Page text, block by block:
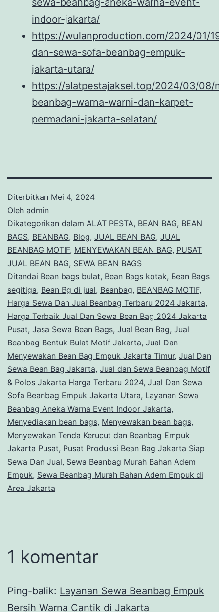
sewa-beanbag-aneka-warna-event-
indoor-jakarta/
https://wulanproduction.com/2024/01/
dan-sewa-sofa-beanbag-empuk-
jakarta-utara/
https://alatpestajaksel.top/2024/03/08/
beanbag-warna-warni-dan-karpet-
permadani-jakarta-selatan/
Diterbitkan Mei 4, 2024
Oleh admin
Dikategorikan dalam ALAT PESTA, BEAN BAG, BEAN
BAGS, BEANBAG, Blog, JUAL BEAN BAG, JUAL
BEANBAG MOTIF, MENYEWAKAN BEAN BAG, PUSAT
JUAL BEAN BAG, SEWA BEAN BAGS
Ditandai Bean bags bulat, Bean Bags kotak, Bean Bags
segitiga, Bean Bg di jual, Beanbag, BEANBAG MOTIF,
Harga Sewa Dan Jual Beanbag Terbaru 2024 Jakarta,
Harga Terbaik Jual Dan Sewa Bean Bag 2024 Jakarta
Pusat, Jasa Sewa Bean Bags, Jual Bean Bag, Jual
Beanbag Bentuk Bulat Motif Jakarta, Jual Dan
Menyewakan Bean Bag Empuk Jakarta Timur, Jual Dan
Sewa Bean Bag Jakarta, Jual dan Sewa Beanbag Motif
& Polos Jakarta Harga Terbaru 2024, Jual Dan Sewa
Sofa Beanbag Empuk Jakarta Utara, Layanan Sewa
Beanbag Aneka Warna Event Indoor Jakarta,
Menyediakan bean bags, Menyewakan bean bags,
Menyewakan Tenda Kerucut dan Beanbag Empuk
Jakarta Pusat, Pusat Produksi Bean Bag Jakarta Siap
Sewa Dan Jual, Sewa Beanbag Murah Bahan Adem
Empuk, Sewa Beanbag Murah Bahan Adem Empuk di
Area Jakarta
1 komentar
Ping-balik: Layanan Sewa Beanbag Empuk
Bersih Warna Cantik di Jakarta